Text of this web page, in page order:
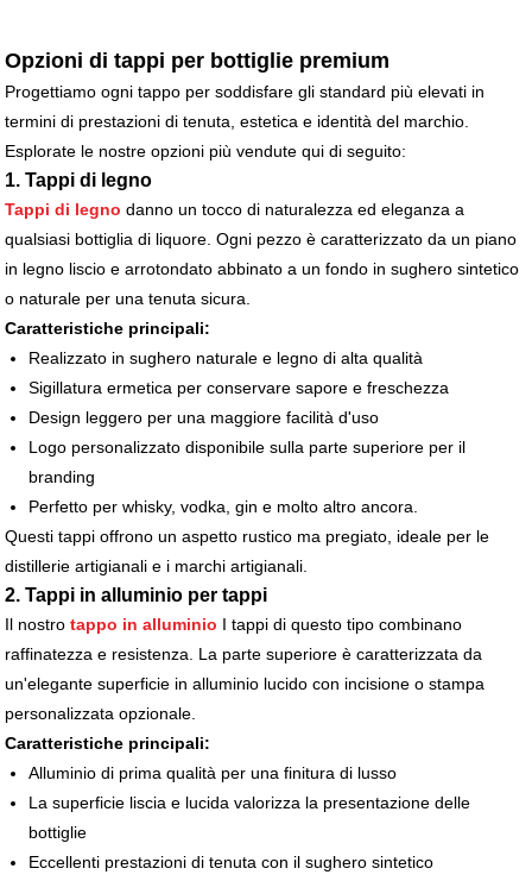
Opzioni di tappi per bottiglie premium
Progettiamo ogni tappo per soddisfare gli standard più elevati in
termini di prestazioni di tenuta, estetica e identità del marchio.
Esplorate le nostre opzioni più vendute qui di seguito:
1. Tappi di legno
Tappi di legno danno un tocco di naturalezza ed eleganza a
qualsiasi bottiglia di liquore. Ogni pezzo è caratterizzato da un piano
in legno liscio e arrotondato abbinato a un fondo in sughero sintetico
o naturale per una tenuta sicura.
Caratteristiche principali:
Realizzato in sughero naturale e legno di alta qualità
Sigillatura ermetica per conservare sapore e freschezza
Design leggero per una maggiore facilità d'uso
Logo personalizzato disponibile sulla parte superiore per il
branding
Perfetto per whisky, vodka, gin e molto altro ancora.
Questi tappi offrono un aspetto rustico ma pregiato, ideale per le
distillerie artigianali e i marchi artigianali.
2. Tappi in alluminio per tappi
Il nostro tappo in alluminio I tappi di questo tipo combinano
raffinatezza e resistenza. La parte superiore è caratterizzata da
un'elegante superficie in alluminio lucido con incisione o stampa
personalizzata opzionale.
Caratteristiche principali:
Alluminio di prima qualità per una finitura di lusso
La superficie liscia e lucida valorizza la presentazione delle
bottiglie
Eccellenti prestazioni di tenuta con il sughero sintetico